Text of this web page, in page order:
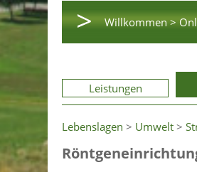
> Willkommen >
Leistungen
Lebenslagen > Umwelt >